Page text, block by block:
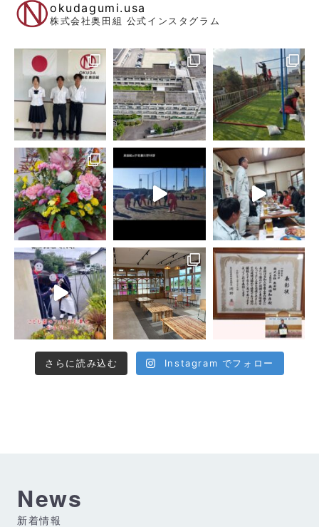
okudagumi.usa
株式会社奥田組 公式インスタグラム
さらに読み込む Instagram でフォロー
News
新着情報